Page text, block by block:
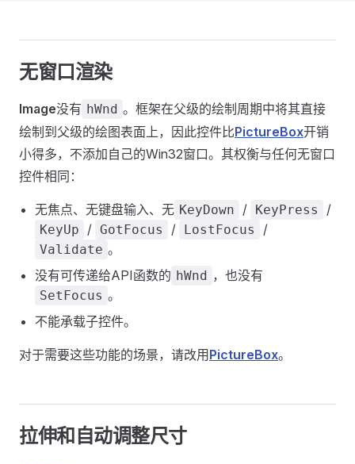
无窗口渲染
Image没有 hWnd 。框架在父级的绘制周期中将其直接
绘制到父级的绘图表面上，因此控件比PictureBox开销
小得多，不添加自己的Win32窗口。其权衡与任何无窗口
控件相同：
无焦点、无键盘输入、无 KeyDown / KeyPress /
KeyUp / GotFocus / LostFocus /
Validate 。
没有可传递给API函数的 hWnd ，也没有
SetFocus 。
不能承载子控件。
对于需要这些功能的场景，请改用 PictureBox。
拉伸和自动调整尺寸